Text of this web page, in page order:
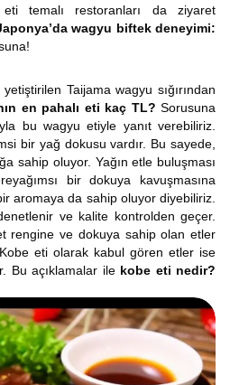
eti temalı restoranları da ziyaret
wagyu biftek deneyimi:
Taijama wagyu sığırından
en pahalı eti kaç TL?Sorusuna
bu wagyu etiyle yanıt verebiliriz.
bir yağ dokusu vardır. Bu sayede,
sahip oluyor. Yağın etle buluşması
bir dokuya kavuşmasına
aromaya da sahip oluyor diyebiliriz.
ve kalite kontrolden geçer.
rengine ve dokuya sahip olan etler
eti olarak kabul gören etler ise
Bu açıklamalar ile kobe eti nedir?